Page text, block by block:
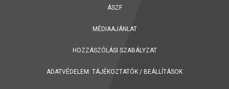
ÁSZF
MÉDIAAJÁNLAT
HOZZÁSZÓLÁSI SZABÁLYZAT
ADATVÉDELEM: TÁJÉKOZTATÓK / BEÁLLÍTÁSOK